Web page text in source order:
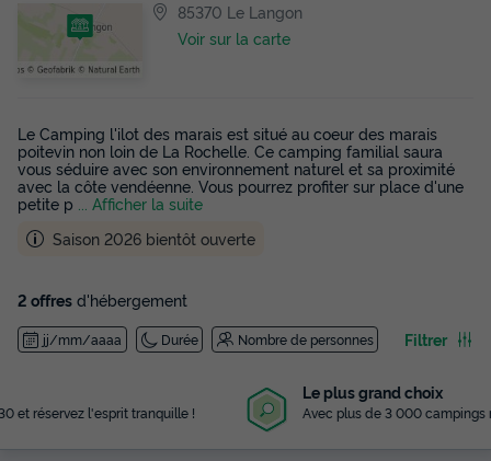
85370 Le Langon
Voir sur la carte
Le Camping l'ilot des marais est situé au coeur des marais
poitevin non loin de La Rochelle. Ce camping familial saura
vous séduire avec son environnement naturel et sa proximité
avec la côte vendéenne. Vous pourrez profiter sur place d'une
petite p
... Afficher la suite
Saison 2026 bientôt ouverte
2 offres d'hébergement
jj/mm/aaaa Durée Nombre de personnes Filtrer
Avec plus de 3 000 campings référencés